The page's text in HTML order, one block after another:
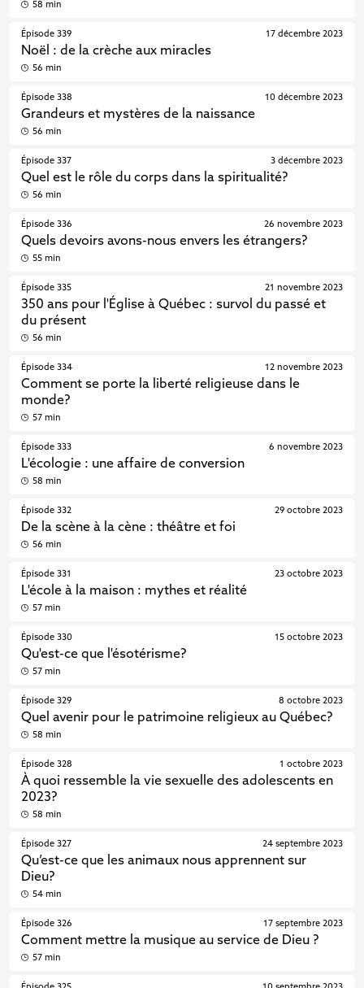
58 min
Épisode 339
Noël : de la crèche aux miracles
17 décembre 2023
56 min
Épisode 338
Grandeurs et mystères de la naissance
10 décembre 2023
56 min
Épisode 337
Quel est le rôle du corps dans la spiritualité?
3 décembre 2023
56 min
Épisode 336
Quels devoirs avons-nous envers les étrangers?
26 novembre 2023
55 min
Épisode 335
350 ans pour l'Église à Québec : survol du passé et
du présent
21 novembre 2023
56 min
Épisode 334
Comment se porte la liberté religieuse dans le
monde?
12 novembre 2023
57 min
Épisode 333
L'écologie : une affaire de conversion
6 novembre 2023
58 min
Épisode 332
De la scène à la cène : théâtre et foi
29 octobre 2023
56 min
Épisode 331
L'école à la maison : mythes et réalité
23 octobre 2023
57 min
Épisode 330
Qu'est-ce que l'ésotérisme?
15 octobre 2023
57 min
Épisode 329
Quel avenir pour le patrimoine religieux au Québec?
8 octobre 2023
58 min
Épisode 328
À quoi ressemble la vie sexuelle des adolescents en
2023?
1 octobre 2023
58 min
Épisode 327
Qu’est-ce que les animaux nous apprennent sur
Dieu?
24 septembre 2023
54 min
Épisode 326
Comment mettre la musique au service de Dieu ?
17 septembre 2023
57 min